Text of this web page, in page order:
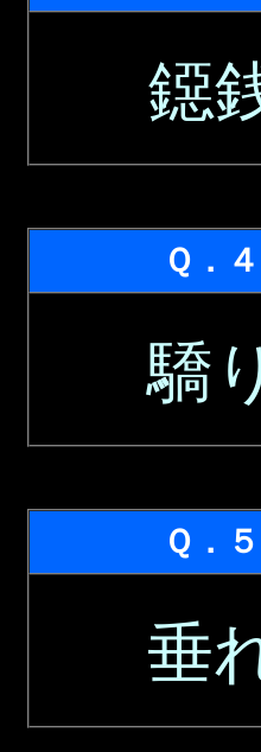
鐚
Ｑ．４
驕
Ｑ．５
垂